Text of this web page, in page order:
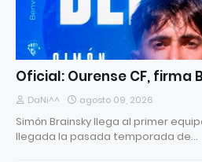
Oficial: Ourense CF, firma
DaNi^^ agosto 09, 2026
Simón Brainsky llega al primer
llegada la pasada temporada de…